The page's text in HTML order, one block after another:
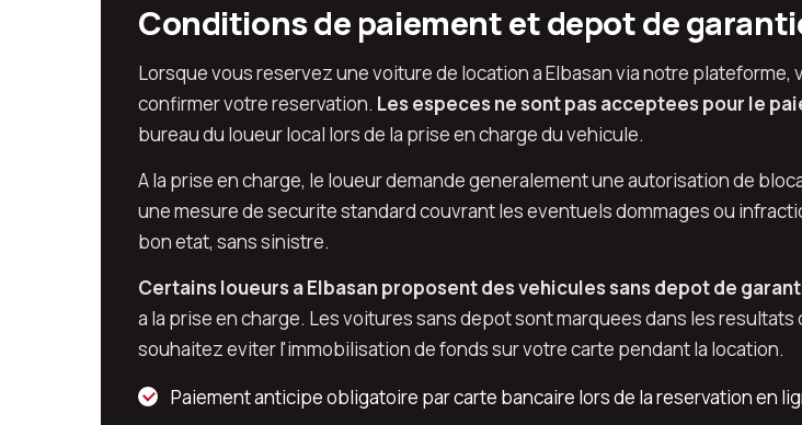
Conditions de paiement et depot de
Lorsque vous reservez une voiture de location a Elbasan via notre
confirmer votre reservation. Les especes ne sont pas acceptees pour le
bureau du loueur local lors de la prise en charge du vehicule.
A la prise en charge, le loueur demande generalement une autorisation de
une mesure de securite standard couvrant les eventuels dommages ou
bon etat, sans sinistre.
Certains loueurs a Elbasan proposent des vehicules sans depot de
a la prise en charge. Les voitures sans depot sont marquees dans les
souhaitez eviter l'immobilisation de fonds sur votre carte pendant la location.
Paiement anticipe obligatoire par carte bancaire lors de la reservation en